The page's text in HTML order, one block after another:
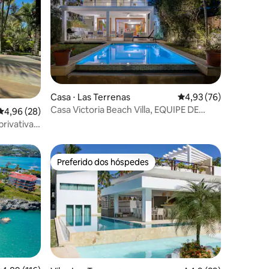
de uma avaliação média de 5, 28 avaliações
4,96 (28)
Casa ⋅ Las Terrenas 4,93 de uma
4,93 (76)
Casa Victoria Beach Villa, EQUIPE DE
Preferido dos hóspedes
Preferido dos hóspedes